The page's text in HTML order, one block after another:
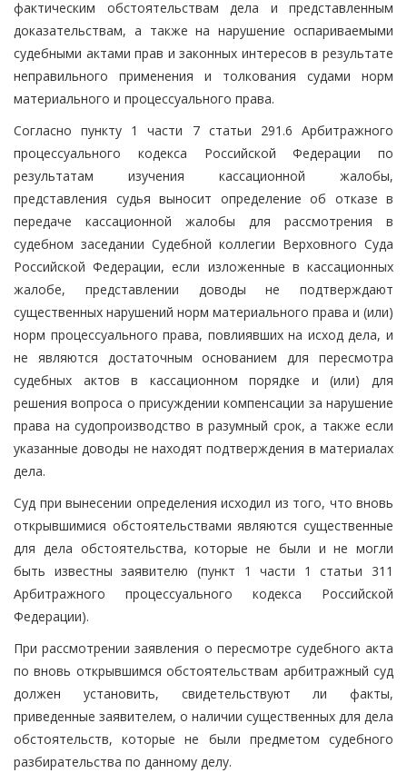
фактическим обстоятельствам дела и представленным
доказательствам, а также на нарушение оспариваемыми
судебными актами прав и законных интересов в результате
неправильного применения и толкования судами норм
материального и процессуального права.
Согласно пункту 1 части 7 статьи 291.6 Арбитражного
процессуального кодекса Российской Федерации по
результатам изучения кассационной жалобы,
представления судья выносит определение об отказе в
передаче кассационной жалобы для рассмотрения в
судебном заседании Судебной коллегии Верховного Суда
Российской Федерации, если изложенные в кассационных
жалобе, представлении доводы не подтверждают
существенных нарушений норм материального права и (или)
норм процессуального права, повлиявших на исход дела, и
не являются достаточным основанием для пересмотра
судебных актов в кассационном порядке и (или) для
решения вопроса о присуждении компенсации за нарушение
права на судопроизводство в разумный срок, а также если
указанные доводы не находят подтверждения в материалах
дела.
Суд при вынесении определения исходил из того, что вновь
открывшимися обстоятельствами являются существенные
для дела обстоятельства, которые не были и не могли
быть известны заявителю (пункт 1 части 1 статьи 311
Арбитражного процессуального кодекса Российской
Федерации).
При рассмотрении заявления о пересмотре судебного акта
по вновь открывшимся обстоятельствам арбитражный суд
должен установить, свидетельствуют ли факты,
приведенные заявителем, о наличии существенных для дела
обстоятельств, которые не были предметом судебного
разбирательства по данному делу.